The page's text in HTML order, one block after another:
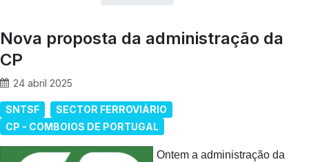
Nova proposta da administração da
CP
24 abril 2025
SNTSF
SECTOR FERROVIÁRIO
CP - COMBOIOS DE PORTUGAL
Ontem a administração da